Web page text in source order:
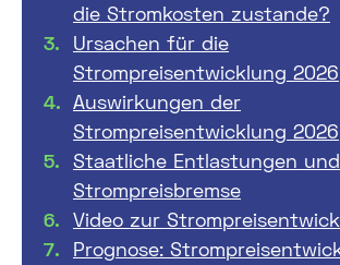
die Stromkosten zustande?
Ursachen für die
Strompreisentwicklung 2026
Auswirkungen der
Strompreisentwicklung 2026
Staatliche Entlastungen und
Strompreisbremse
Video zur
Prognose: